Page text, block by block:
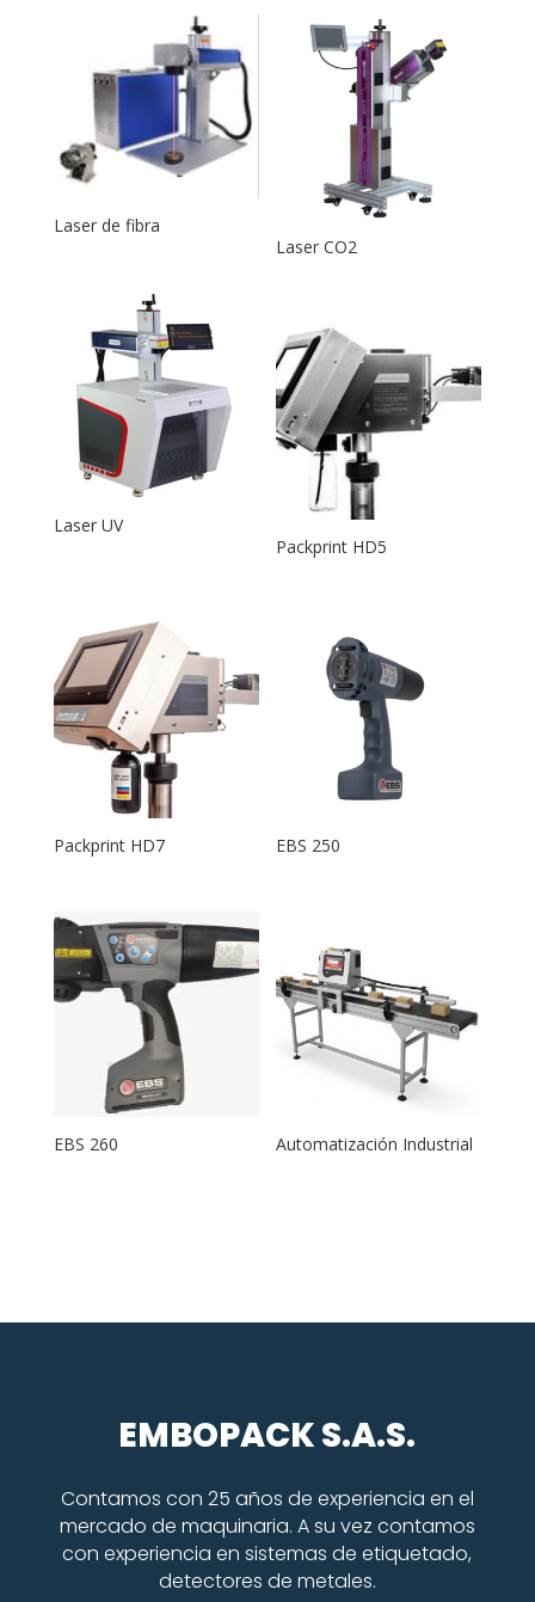
Laser de fibra
Laser CO2
Laser UV
Packprint HD5
Packprint HD7 EBS 250
EBS 260 Automatización Industrial
EMBOPACK S.A.S.
Contamos con 25 años de experiencia en el
mercado de maquinaria. A su vez contamos
con experiencia en sistemas de etiquetado,
detectores de metales.